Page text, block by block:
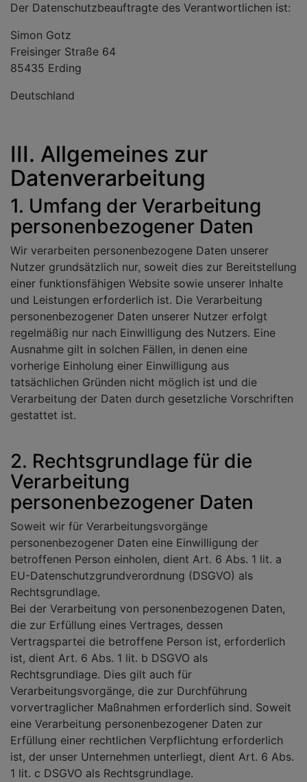
Der Datenschutzbeauftragte des Verantwortlichen ist:
Simon Gotz
Freisinger Straße 64
85435 Erding
Deutschland
III. Allgemeines zur
Datenverarbeitung
1. Umfang der Verarbeitung
personenbezogener Daten
Wir verarbeiten personenbezogene Daten unserer
Nutzer grundsätzlich nur, soweit dies zur Bereitstellung
einer funktionsfähigen Website sowie unserer Inhalte
und Leistungen erforderlich ist. Die Verarbeitung
personenbezogener Daten unserer Nutzer erfolgt
regelmäßig nur nach Einwilligung des Nutzers. Eine
Ausnahme gilt in solchen Fällen, in denen eine
vorherige Einholung einer Einwilligung aus
tatsächlichen Gründen nicht möglich ist und die
Verarbeitung der Daten durch gesetzliche Vorschriften
gestattet ist.
2. Rechtsgrundlage für die
Verarbeitung
personenbezogener Daten
Soweit wir für Verarbeitungsvorgänge
personenbezogener Daten eine Einwilligung der
betroffenen Person einholen, dient Art. 6 Abs. 1 lit. a
EU-Datenschutzgrundverordnung (DSGVO) als
Rechtsgrundlage.
Bei der Verarbeitung von personenbezogenen Daten,
die zur Erfüllung eines Vertrages, dessen
Vertragspartei die betroffene Person ist, erforderlich
ist, dient Art. 6 Abs. 1 lit. b DSGVO als
Rechtsgrundlage. Dies gilt auch für
Verarbeitungsvorgänge, die zur Durchführung
vorvertraglicher Maßnahmen erforderlich sind. Soweit
eine Verarbeitung personenbezogener Daten zur
Erfüllung einer rechtlichen Verpflichtung erforderlich
ist, der unser Unternehmen unterliegt, dient Art. 6 Abs.
1 lit. c DSGVO als Rechtsgrundlage.